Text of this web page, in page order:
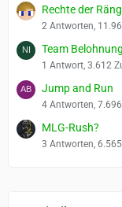
Rechte der
2 Antworten,
Team Belohnung
1 Antwort, 3.612
Jump and Run
4 Antworten,
MLG-Rush?
3 Antworten,